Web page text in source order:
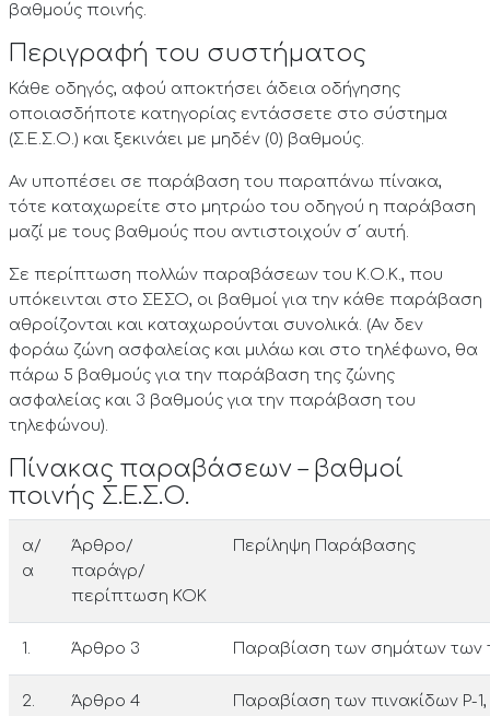
βαθμούς ποινής.
Περιγραφή του συστήματος
Κάθε οδηγός, αφού αποκτήσει άδεια οδήγησης
οποιασδήποτε κατηγορίας εντάσσετε στο σύστημα
(Σ.Ε.Σ.Ο.) και ξεκινάει με μηδέν (0) βαθμούς.
Αν υποπέσει σε παράβαση του παραπάνω πίνακα,
τότε καταχωρείτε στο μητρώο του οδηγού η παράβαση
μαζί με τους βαθμούς που αντιστοιχούν σ΄ αυτή.
Σε περίπτωση πολλών παραβάσεων του Κ.Ο.Κ., που
υπόκεινται στο ΣΕΣΟ, οι βαθμοί για την κάθε παράβαση
αθροίζονται και καταχωρούνται συνολικά. (Αν δεν
φοράω ζώνη ασφαλείας και μιλάω και στο τηλέφωνο, θα
πάρω 5 βαθμούς για την παράβαση της ζώνης
ασφαλείας και 3 βαθμούς για την παράβαση του
τηλεφώνου).
Πίνακας παραβάσεων – βαθμοί
ποινής Σ.Ε.Σ.Ο.
α/
α
Άρθρο/
παράγρ/
περίπτωση ΚΟΚ
Περίληψη Παράβασης
1. Άρθρο 3 Παραβίαση των σημάτων των
2.
Άρθρο 4
Παραβίαση των πινακίδων Ρ-1,